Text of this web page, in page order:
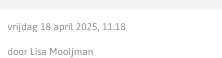
vrijdag 18 april 2025, 11.18
door Lisa Mooijman